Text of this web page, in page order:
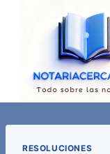
RESOLUCIONES